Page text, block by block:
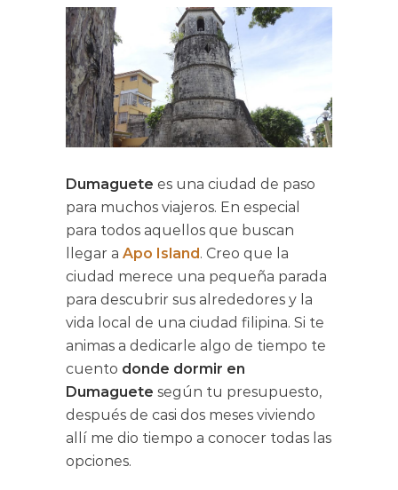
Dumaguete es una ciudad de paso
para muchos viajeros. En especial
para todos aquellos que buscan
llegar a Apo Island. Creo que la
ciudad merece una pequeña parada
para descubrir sus alrededores y la
vida local de una ciudad filipina. Si te
animas a dedicarle algo de tiempo te
cuento donde dormir en
Dumaguete según tu presupuesto,
después de casi dos meses viviendo
allí me dio tiempo a conocer todas las
opciones.